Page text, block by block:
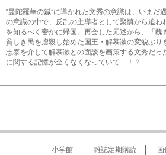
“曼陀羅華の鍼”に導かれた文秀の意識は、いまだ
の意識の中で、反乱の主導者として聚慎から追わ
を知るべく密かに帰国。再会した元述から、「醜
貧しき民を虐殺し始めた国王・解慕漱の変貌ぶり
志泰を介して解慕漱との面談を画策する文秀だっ
に関する記憶が全くなくなっていて…！？
小学館 雑誌定期購読 画